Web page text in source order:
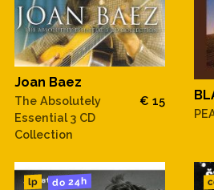
Joan Baez
The Absolutely
Essential 3 CD
Collection
€ 15
lp do 24h